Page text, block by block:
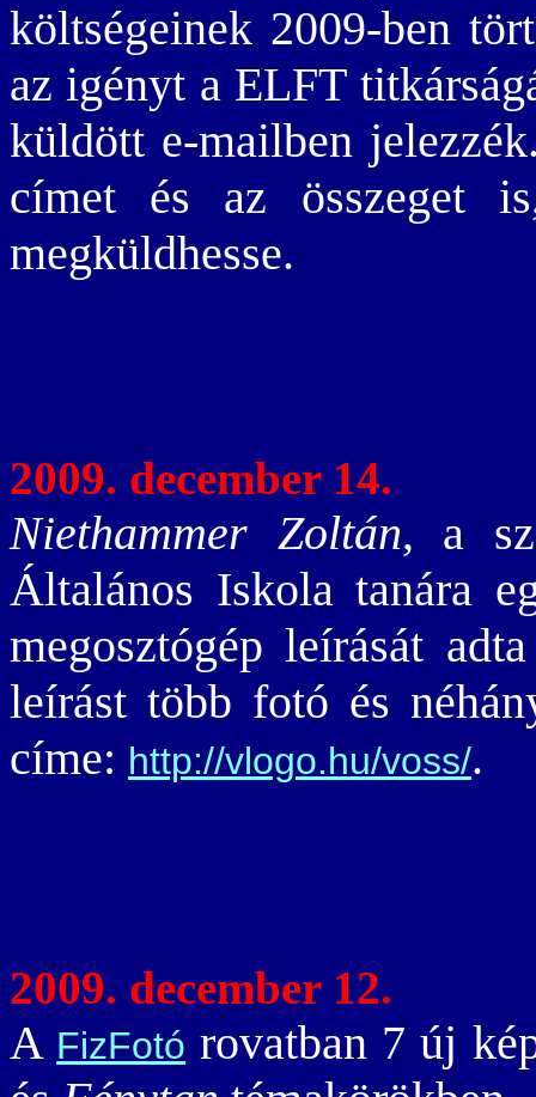
költségeinek 2009-ben
az igényt a ELFT
küldött e-mailben
címet és az összeget
megküldhesse.
2009. december 14.
Niethammer Zoltán, a
Általános Iskola tanára
megosztógép leírását
leírást több fotó és
címe: http://vlogo.hu/voss/.
2009. december 12.
A FizFotó rovatban 7 új